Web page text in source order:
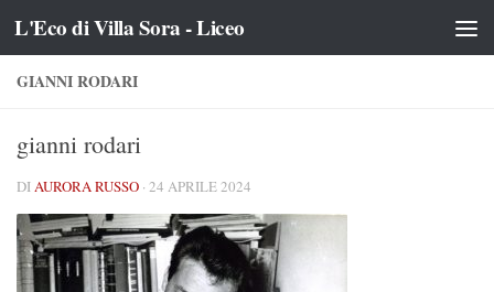
Salta al contenuto
L'Eco di Villa Sora - Liceo
GIANNI RODARI
gianni rodari
DIAURORA RUSSO · 24 APRILE 2024